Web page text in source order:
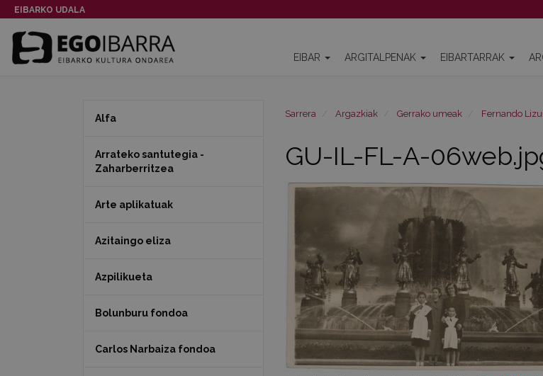
EIBARKO UDALA
EIBAR ARGITALPENAK EIBARTARRAK
Sarrera Argazkiak Gerrako umeak Fernando
GU-IL-FL-A-
Alfa
Arrateko santutegia -
Zaharberritzea
Arte aplikatuak
Azitaingo eliza
Azpilikueta
Bolunburu fondoa
Carlos Narbaiza fondoa